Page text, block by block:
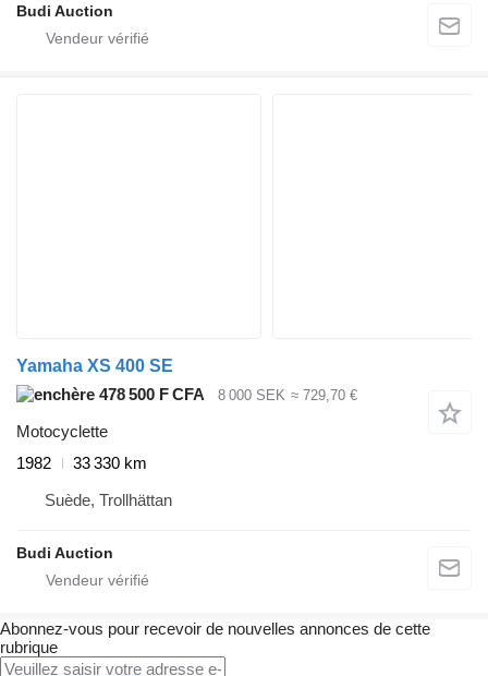
Budi Auction
Yamaha XS 400 SE
478 500 F CFA
8 000 SEK ≈ 729,70 €
Motocyclette
1982
33 330 km
Suède, Trollhättan
Budi Auction
Abonnez-vous pour recevoir de nouvelles annonces de cette
rubrique